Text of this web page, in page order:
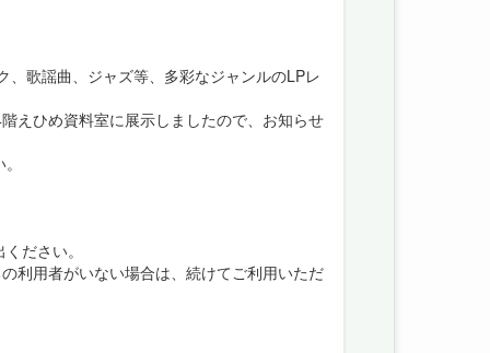
歌謡曲、ジャズ等、多彩なジャンルのLPレ
えひめ資料室に展示しましたので、お知らせ
ださい。
利用者がいない場合は、続けてご利用いただ